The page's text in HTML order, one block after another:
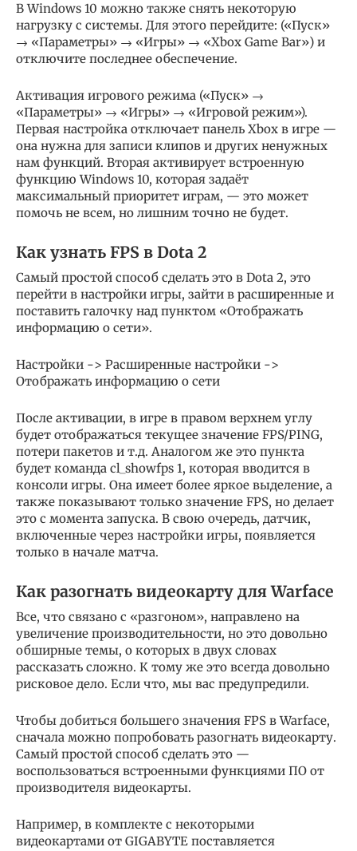
В Windows 10 можно также снять некоторую
нагрузку с системы. Для этого перейдите: («Пуск»
→ «Параметры» → «Игры» → «Xbox Game Bar») и
отключите последнее обеспечение.
Активация игрового режима («Пуск» →
«Параметры» → «Игры» → «Игровой режим»).
Первая настройка отключает панель Xbox в игре —
она нужна для записи клипов и других ненужных
нам функций. Вторая активирует встроенную
функцию Windows 10, которая задаёт
максимальный приоритет играм, — это может
помочь не всем, но лишним точно не будет.
Как узнать FPS в Dota 2
Самый простой способ сделать это в Dota 2, это
перейти в настройки игры, зайти в расширенные и
поставить галочку над пунктом «Отображать
информацию о сети».
Настройки -> Расширенные настройки ->
Отображать информацию о сети
После активации, в игре в правом верхнем углу
будет отображаться текущее значение FPS/PING,
потери пакетов и т.д. Аналогом же это пункта
будет команда cl_showfps 1, которая вводится в
консоли игры. Она имеет более яркое выделение, а
также показывают только значение FPS, но делает
это с момента запуска. В свою очередь, датчик,
включенные через настройки игры, появляется
только в начале матча.
Как разогнать видеокарту для Warface
Все, что связано с «разгоном», направлено на
увеличение производительности, но это довольно
обширные темы, о которых в двух словах
рассказать сложно. К тому же это всегда довольно
рисковое дело. Если что, мы вас предупредили.
Чтобы добиться большего значения FPS в Warface,
сначала можно попробовать разогнать видеокарту.
Самый простой способ сделать это —
воспользоваться встроенными функциями ПО от
производителя видеокарты.
Например, в комплекте с некоторыми
видеокартами от GIGABYTE поставляется